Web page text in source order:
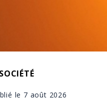
SOCIÉTÉ
le 7 août 2026